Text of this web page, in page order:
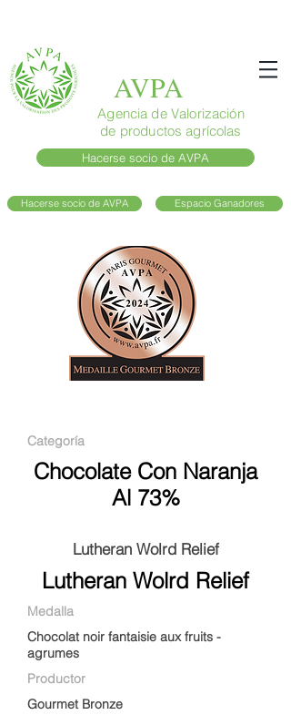
AVPA
Agencia de Valorización
de productos agrícolas
Hacerse socio de AVPA
Hacerse socio de AVPA Espacio Ganadores
Categoría
Chocolate Con Naranja
Al 73%
Lutheran Wolrd Relief
Lutheran Wolrd Relief
Medalla
Chocolat noir fantaisie aux fruits -
agrumes
Productor
Gourmet Bronze